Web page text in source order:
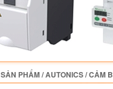
SẢN PHẨM/AUTONICS/CẢM